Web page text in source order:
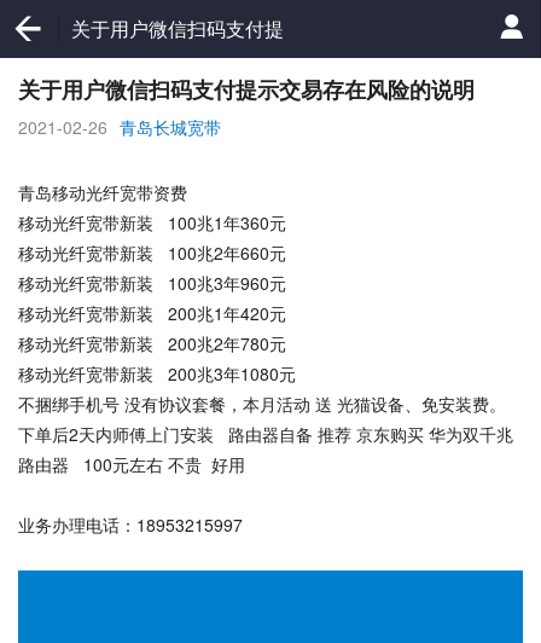
关于用户微信扫码支付提
示交易存在风险的说明
关于用户微信扫码支付提示交易存在风险的说明
2021-02-26 青岛长城宽带
青岛移动光纤宽带资费
移动光纤宽带新装 100兆1年360元
移动光纤宽带新装 100兆2年660元
移动光纤宽带新装 100兆3年960元
移动光纤宽带新装 200兆1年420元
移动光纤宽带新装 200兆2年780元
移动光纤宽带新装 200兆3年1080元
不捆绑手机号 没有协议套餐，本月活动 送 光猫设备、免安装费。
下单后2天内师傅上门安装 路由器自备 推荐 京东购买 华为双千兆
路由器 100元左右 不贵 好用
业务办理电话：18953215997